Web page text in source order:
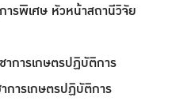
รพิเศษ หัวหน้าสถานีวิจัย
การเกษตรปฏิบัติการ
การเกษตรปฏิบัติการ